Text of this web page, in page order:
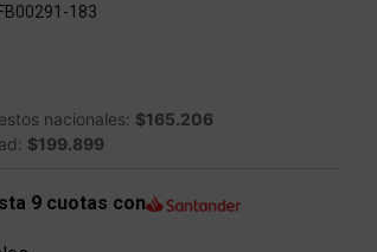
183
nacionales: $165.206
$199.899
9 cuotas con